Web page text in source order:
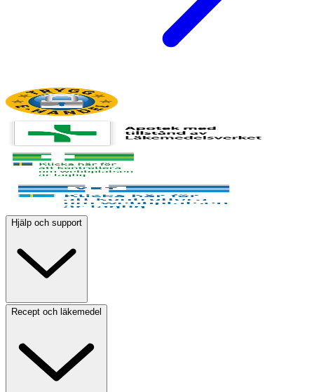
Hjälp och support
Recept och läkemedel